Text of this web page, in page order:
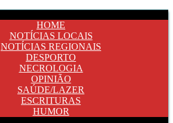
HOME
NOTÍCIAS LOCAIS
NOTÍCIAS REGIONAIS
DESPORTO
NECROLOGIA
OPINIÃO
SAÚDE/LAZER
ESCRITURAS
HUMOR